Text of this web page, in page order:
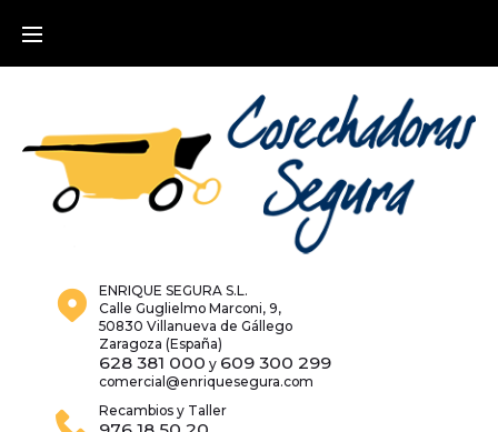
ENRIQUE SEGURA S.L.
Calle Guglielmo Marconi, 9,
50830 Villanueva de Gállego
Zaragoza (España)
628 381 000 y 609 300 299
comercial@enriquesegura.com
Recambios y Taller